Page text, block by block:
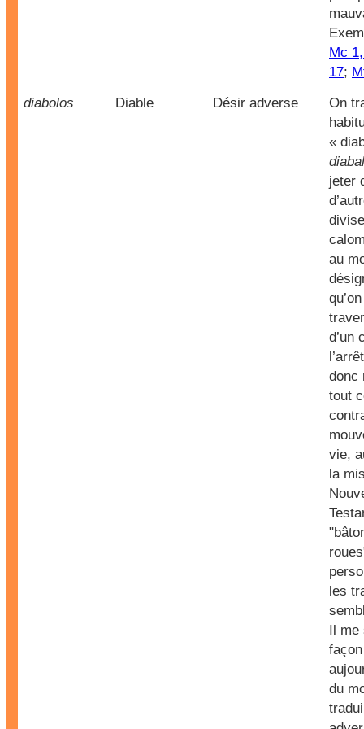
Mc
17;
diabolos
Diable Désir adverse
On
«
jeter
au
d’un
donc
tout
vie,
la
les
Il me
du